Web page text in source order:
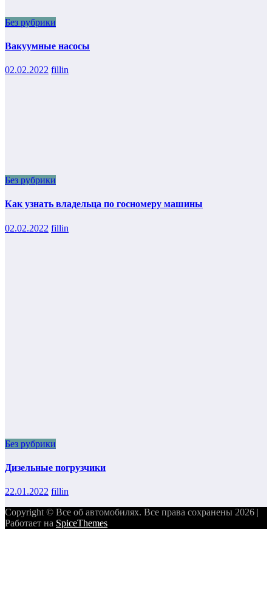
Без рубрики
Вакуумные насосы
02.02.2022 fillin
Без рубрики
Как узнать владельца по госномеру машины
02.02.2022 fillin
Без рубрики
Дизельные погрузчики
22.01.2022 fillin
Copyright © Все об автомобилях. Все права сохранены 2026 |
Работает на SpiceThemes